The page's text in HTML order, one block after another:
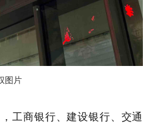
图片
工商银行、建设银行、交通